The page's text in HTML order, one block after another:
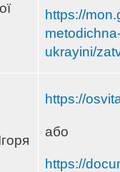
https://
ukrayini/
https://
або
https://